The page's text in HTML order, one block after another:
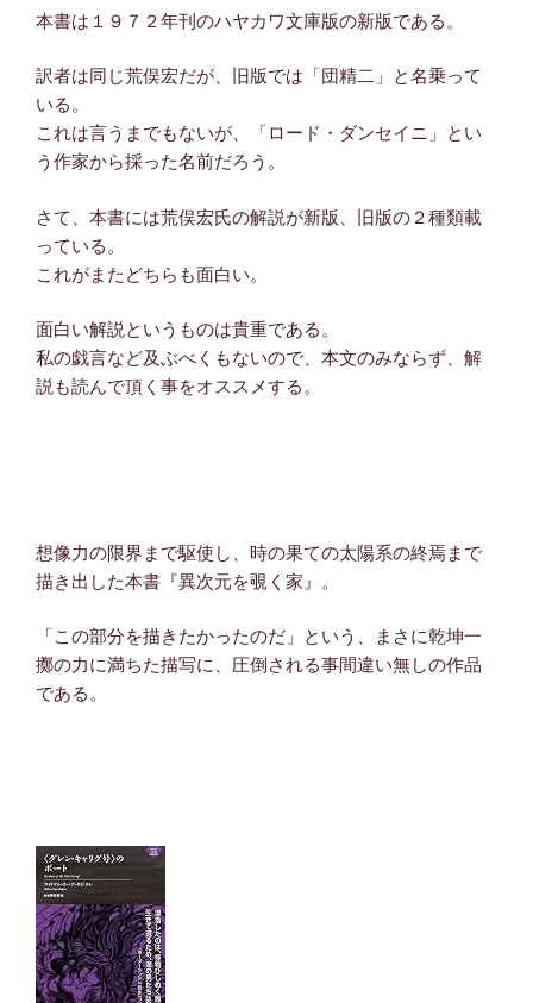
本書は１９７２年刊のハヤカワ文庫版の新版である。
訳者は同じ荒俣宏だが、旧版では「団精二」と名乗って
いる。
これは言うまでもないが、「ロード・ダンセイニ」とい
う作家から採った名前だろう。
さて、本書には荒俣宏氏の解説が新版、旧版の２種類載
っている。
これがまたどちらも面白い。
面白い解説というものは貴重である。
私の戯言など及ぶべくもないので、本文のみならず、解
説も読んで頂く事をオススメする。
想像力の限界まで駆使し、時の果ての太陽系の終焉まで
描き出した本書『異次元を覗く家』。
「この部分を描きたかったのだ」という、まさに乾坤一
擲の力に満ちた描写に、圧倒される事間違い無しの作品
である。